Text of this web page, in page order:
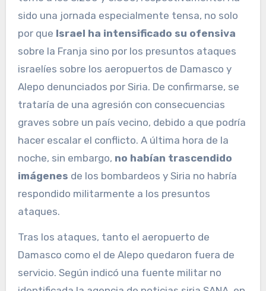
sido una jornada especialmente tensa, no solo
por que Israel ha intensificado su ofensiva
sobre la Franja sino por los presuntos ataques
israelíes sobre los aeropuertos de Damasco y
Alepo denunciados por Siria. De confirmarse, se
trataría de una agresión con consecuencias
graves sobre un país vecino, debido a que podría
hacer escalar el conflicto. A última hora de la
noche, sin embargo, no habían trascendido
imágenes de los bombardeos y Siria no habría
respondido militarmente a los presuntos
ataques.
Tras los ataques, tanto el aeropuerto de
Damasco como el de Alepo quedaron fuera de
servicio. Según indicó una fuente militar no